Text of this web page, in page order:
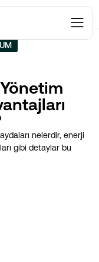
nelerdir, enerji
gibi detaylar bu